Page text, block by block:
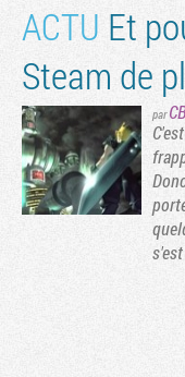
ACTU Et
Steam de
par